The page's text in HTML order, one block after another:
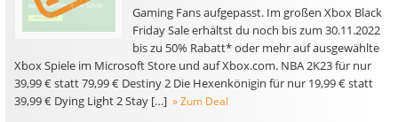
Gaming Fans aufgepasst. Im großen Xbox Black
Friday Sale erhältst du noch bis zum 30.11.2022
bis zu 50% Rabatt* oder mehr auf ausgewählte
Xbox Spiele im Microsoft Store und auf Xbox.com. NBA 2K23 für nur
39,99 € statt 79,99 € Destiny 2 Die Hexenkönigin für nur 19,99 € statt
39,99 € Dying Light 2 Stay […] » Zum Deal